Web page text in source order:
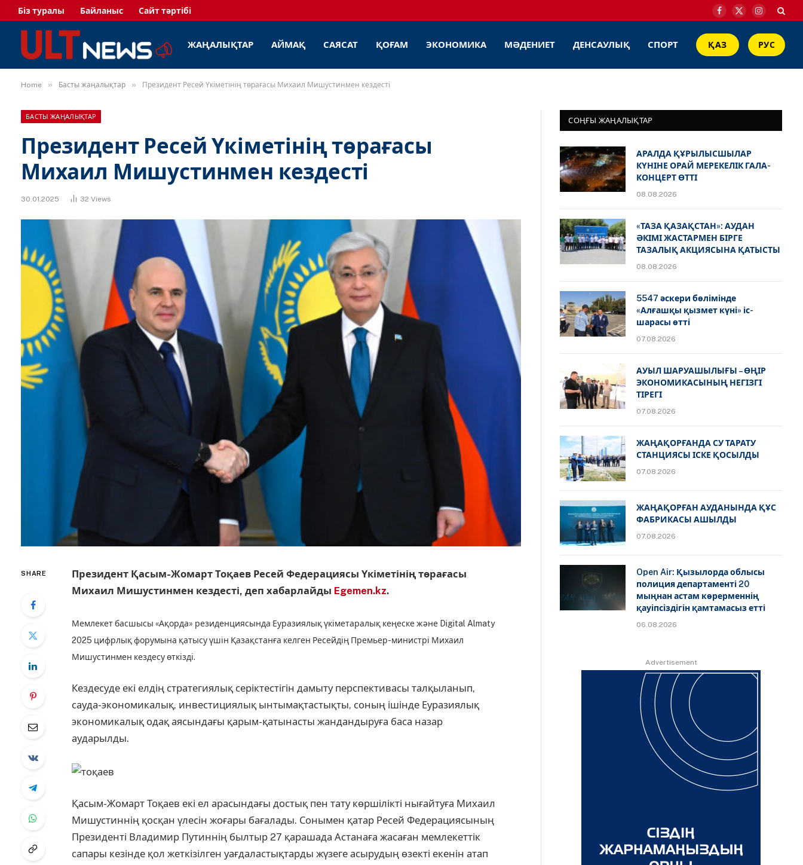
Біз туралы Байланыс Сайт тәртібі
Facebook
X
Instagram
ЖАҢАЛЫҚТАР АЙМАҚ САЯСАТ ҚОҒАМ ЭКОНОМИКА МӘДЕНИЕТ ДЕНСАУЛЫҚ СПОРТ ҚАЗ РУС
Home » Басты жаңалықтар » Президент Ресей Үкіметінің төрағасы Михаил Мишустинмен кездесті
БАСТЫ ЖАҢАЛЫҚТАР
Президент Ресей Үкіметінің төрағасы
Михаил Мишустинмен кездесті
30.01.2025 32 Views
SHARE
Президент Қасым-Жомарт Тоқаев Ресей Федерациясы Үкіметінің төрағасы
Михаил Мишустинмен кездесті, деп хабарлайды Egemen.kz.
Мемлекет басшысы «Ақорда» резиденциясында Еуразиялық үкіметаралық кеңеске және Digital Almaty
2025 цифрлық форумына қатысу үшін Қазақстанға келген Ресейдің Премьер-министрі Михаил
Мишустинмен кездесу өткізді.
Кездесуде екі елдің стратегиялық серіктестігін дамыту перспективасы талқыланып,
сауда-экономикалық, инвестициялық ынтымақтастықты, соның ішінде Еуразиялық
экономикалық одақ аясындағы қарым-қатынасты жандандыруға баса назар
аударылды.
Қасым-Жомарт Тоқаев екі ел арасындағы достық пен тату көршілікті нығайтуға Михаил
Мишустиннің қосқан үлесін жоғары бағалады. Сонымен қатар Ресей Федерациясының
Президенті Владимир Путиннің былтыр 27 қарашада Астанаға жасаған мемлекеттік
сапары кезінде қол жеткізілген уағдаластықтарды жүзеге асырудың өзекті екенін атап
СОҢҒЫ ЖАҢАЛЫҚТАР
АРАЛДА ҚҰРЫЛЫСШЫЛАР
КҮНІНЕ ОРАЙ МЕРЕКЕЛІК ГАЛА-
КОНЦЕРТ ӨТТІ
08.08.2026
«ТАЗА ҚАЗАҚСТАН»: АУДАН
ӘКІМІ ЖАСТАРМЕН БІРГЕ
ТАЗАЛЫҚ АКЦИЯСЫНА ҚАТЫСТЫ
08.08.2026
5547 әскери бөлімінде
«Алғашқы қызмет күні» іс-
шарасы өтті
07.08.2026
АУЫЛ ШАРУАШЫЛЫҒЫ – ӨҢІР
ЭКОНОМИКАСЫНЫҢ НЕГІЗГІ
ТІРЕГІ
07.08.2026
ЖАҢАҚОРҒАНДА СУ ТАРАТУ
СТАНЦИЯСЫ ІСКЕ ҚОСЫЛДЫ
07.08.2026
ЖАҢАҚОРҒАН АУДАНЫНДА ҚҰС
ФАБРИКАСЫ АШЫЛДЫ
07.08.2026
Open Air: Қызылорда облысы
полиция департаменті 20
мыңнан астам көрерменнің
қауіпсіздігін қамтамасыз етті
06.08.2026
Advertisement